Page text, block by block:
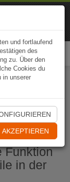
Funktion
in der
und fortlaufend
des
zu. Über den
Cookies du
in unserer
AKZEPTIEREN